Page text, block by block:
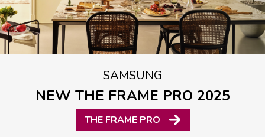
SAMSUNG
NEW THE FRAME PRO 2025
THE FRAME PRO